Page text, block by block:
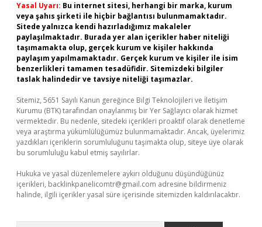
Yasal Uyarı: Bu internet sitesi, herhangi bir marka, kurum
veya şahıs şirketi ile hiçbir bağlantısı bulunmamaktadır.
Sitede yalnızca kendi hazırladığımız makaleler
paylaşılmaktadır. Burada yer alan içerikler haber niteliği
taşımamakta olup, gerçek kurum ve kişiler hakkında
paylaşım yapılmamaktadır. Gerçek kurum ve kişiler ile isim
benzerlikleri tamamen tesadüfidir. Sitemizdeki bilgiler
taslak halindedir ve tavsiye niteliği taşımazlar.
Sitemiz, 5651 Sayılı Kanun gereğince Bilgi Teknolojileri ve İletişim
Kurumu (BTK) tarafından onaylanmış bir Yer Sağlayıcı olarak hizmet
vermektedir. Bu nedenle, sitedeki içerikleri proaktif olarak denetleme
veya araştırma yükümlülüğümüz bulunmamaktadır. Ancak, üyelerimiz
yazdıkları içeriklerin sorumluluğunu taşımakta olup, siteye üye olarak
bu sorumluluğu kabul etmiş sayılırlar.
Hukuka ve yasal düzenlemelere aykırı olduğunu düşündüğünüz
içerikleri, backlinkpanelicomtr@gmail.com adresine bildirmeniz
halinde, ilgili içerikler yasal süre içerisinde sitemizden kaldırılacaktır.